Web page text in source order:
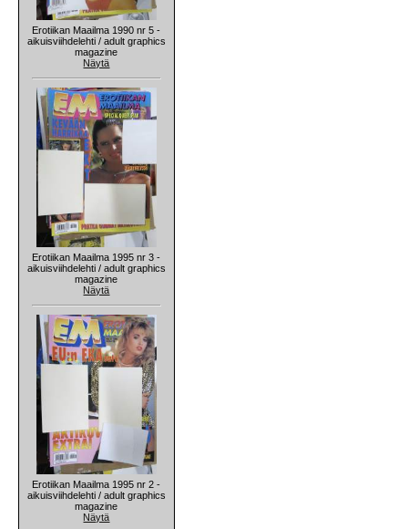
Erotiikan Maailma 1990 nr 5 -
aikuisviihdelehti / adult graphics
magazine
Näytä
Erotiikan Maailma 1995 nr 3 -
aikuisviihdelehti / adult graphics
magazine
Näytä
Erotiikan Maailma 1995 nr 2 -
aikuisviihdelehti / adult graphics
magazine
Näytä